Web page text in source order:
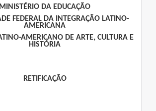
MINISTÉRIO DA EDUCAÇÃO
FEDERAL DA INTEGRAÇÃO LATINO-
AMERICANA
AMERICANO DE ARTE, CULTURA E
HISTÓRIA
RETIFICAÇÃO